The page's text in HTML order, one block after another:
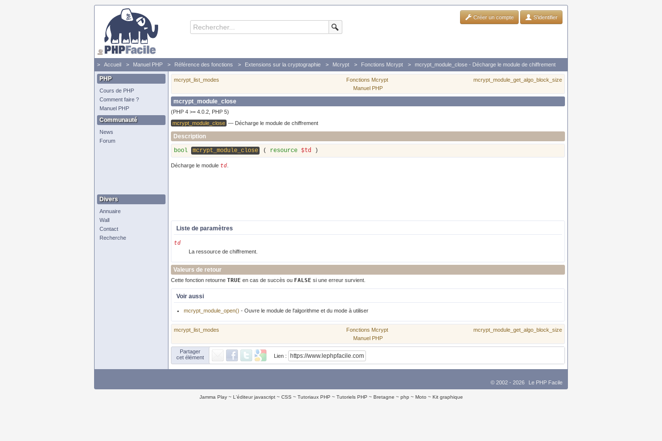
Créer un compte S'identifier
Accueil Manuel PHP Référence des fonctions Extensions sur la cryptographie Mcrypt Fonctions Mcrypt mcrypt_module_close - Décharge le module de chiffrement
PHP
Cours de PHP
Comment faire ?
Manuel PHP
Communauté
News
Forum
Divers
Annuaire
Wall
Contact
Recherche
mcrypt_list_modes Fonctions Mcrypt
mcrypt_module_get_algo_block_size
Manuel PHP
mcrypt_module_close
(PHP 4 >= 4.0.2, PHP 5)
mcrypt_module_close — Décharge le module de chiffrement
Description
bool mcrypt_module_close ( resource $td )
Décharge le module td
Liste de paramètres
td
La ressource de chiffrement.
Valeurs de retour
Cette fonction retourne TRUE en cas de succès ou FALSE si une erreur survient.
Voir aussi
mcrypt_module_open() - Ouvre le module de l'algorithme et du mode à utiliser
mcrypt_list_modes Fonctions Mcrypt
mcrypt_module_get_algo_block_size
Manuel PHP
Partager
cet élément
Lien :
© 2002 - 2026 Le PHP Facile
Jamma Play L'éditeur javascript CSS Tutoriaux PHP Tutoriels PHP Bretagne php Moto Kit graphique